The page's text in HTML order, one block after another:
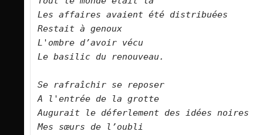
Les affaires avaient été distribuées
Restait à genoux
L'ombre d’avoir vécu
Le basilic du renouveau.
Se rafraîchir se reposer
A l'entrée de la grotte
Augurait le déferlement des idées noires
Mes sœurs de l’oubli